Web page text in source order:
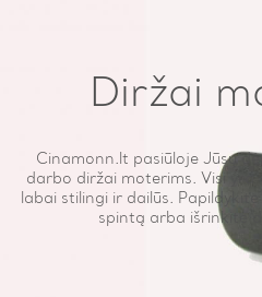
Diržai
Cinamonn.lt pasiūloje Jūsų
darbo diržai moterims. Visi yra
labai stilingi ir dailūs.
spintą arba išrinkite